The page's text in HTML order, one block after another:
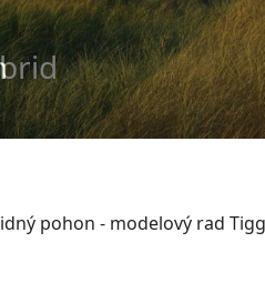
pohon - modelový rad